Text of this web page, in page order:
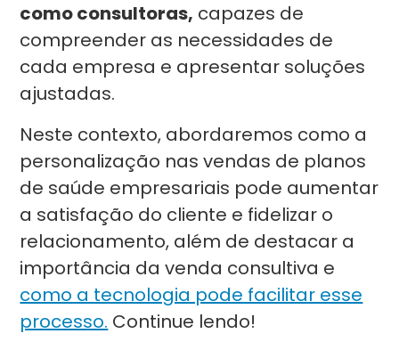
como consultoras, capazes de
compreender as necessidades de
cada empresa e apresentar soluções
ajustadas.
Neste contexto, abordaremos como a
personalização nas vendas de planos
de saúde empresariais pode aumentar
a satisfação do cliente e fidelizar o
relacionamento, além de destacar a
importância da venda consultiva e
como a tecnologia pode facilitar esse
processo. Continue lendo!